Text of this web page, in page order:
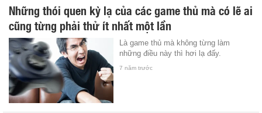
Những thói quen kỳ lạ của các game thủ mà có lẽ ai
cũng từng phải thử ít nhất một lần
Là game thủ mà không từng làm
những điều này thì hơi lạ đấy.
7 năm trước